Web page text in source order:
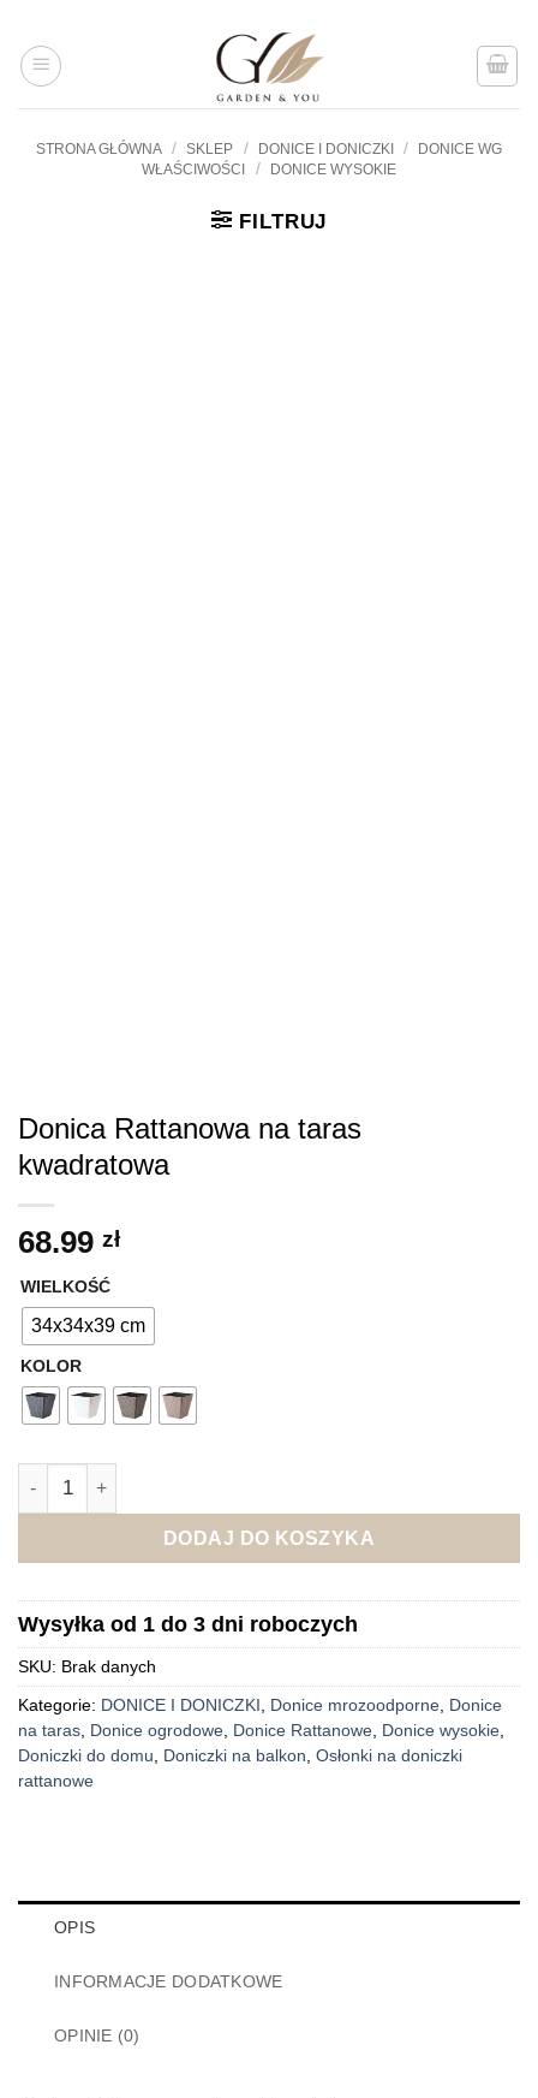
treści
STRONA GŁÓWNA / SKLEP / DONICE I DONICZKI /
DONICE WG
WŁAŚCIWOŚCI
/ DONICE WYSOKIE
FILTRUJ
Donica Rattanowa na taras
kwadratowa
68.99 zł
WIELKOŚĆ
34x34x39 cm
KOLOR
ilość Donica Rattanowa na taras kwadratowa
DODAJ DO KOSZYKA
Wysyłka od 1 do 3 dni roboczych
SKU: Brak danych
Kategorie: DONICE I DONICZKI , Donice mrozoodporne, Donice
na taras, Donice ogrodowe, Donice Rattanowe, Donice wysokie,
Doniczki do domu, Doniczki na balkon, Osłonki na doniczki
rattanowe
OPIS
INFORMACJE DODATKOWE
OPINIE (0)